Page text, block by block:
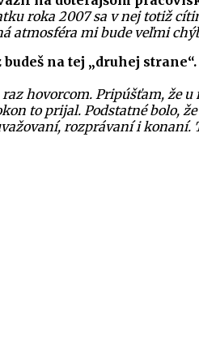
roka 2007 sa v nej totiž
atmosféra mi bude veľmi
na tej „druhej
hovorcom. Pripúšťam, že
to prijal. Podstatné bolo,
rozprávaní i